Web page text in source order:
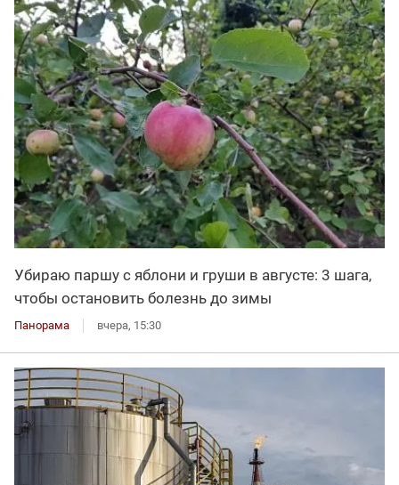
Убираю паршу с яблони и груши в августе: 3 шага,
чтобы остановить болезнь до зимы
Панорама вчера, 15:30